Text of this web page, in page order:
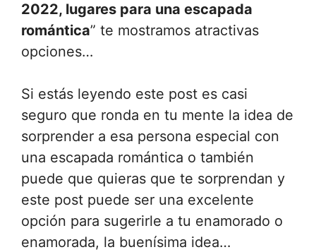
2022, lugares para una escapada
romántica” te mostramos atractivas
opciones…
Si estás leyendo este post es casi
seguro que ronda en tu mente la idea de
sorprender a esa persona especial con
una escapada romántica o también
puede que quieras que te sorprendan y
este post puede ser una excelente
opción para sugerirle a tu enamorado o
enamorada, la buenísima idea…